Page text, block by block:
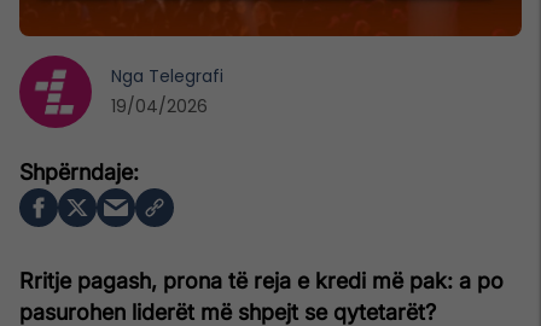
Rritje pagash, prona të reja e kredi më pak: a po
pasurohen liderët më shpejt se qytetarët?
Nga Telegrafi
19/04/2026